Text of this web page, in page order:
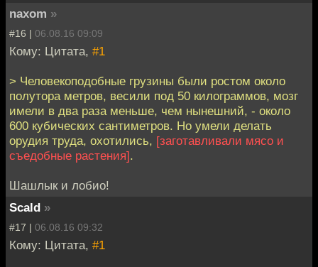
naxom »
#16 | 06.08.16 09:09
Кому: Цитата, #1
> Человекоподобные грузины были ростом около
полутора метров, весили под 50 килограммов, мозг
имели в два раза меньше, чем нынешний, - около
600 кубических сантиметров. Но умели делать
орудия труда, охотились, [заготавливали мясо и
съедобные растения].
Шашлык и лобио!
Scald »
#17 | 06.08.16 09:32
Кому: Цитата, #1